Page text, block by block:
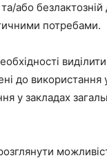
або безлактозній
потребами.
до
у закладах